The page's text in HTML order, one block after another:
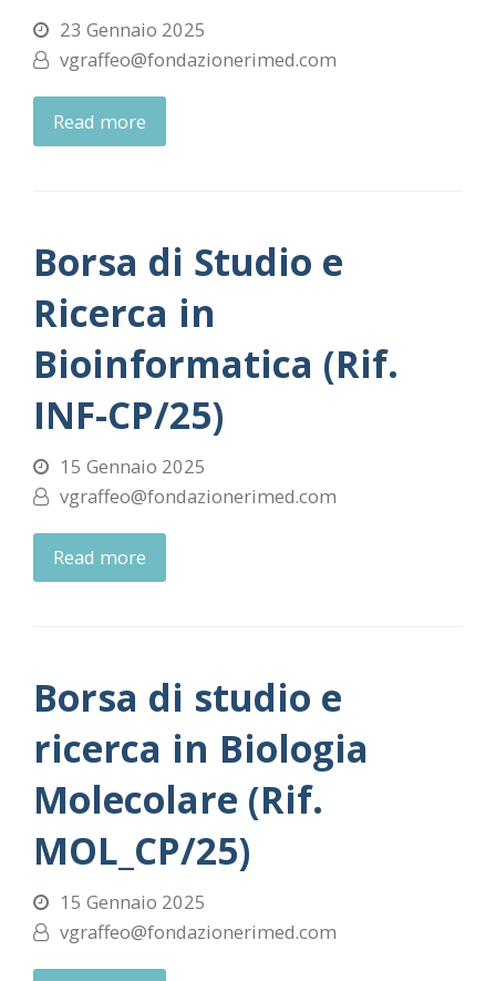
23 Gennaio 2025
vgraffeo@fondazionerimed.com
Read more
Borsa di Studio e
Ricerca in
Bioinformatica (Rif.
INF-CP/25)
15 Gennaio 2025
vgraffeo@fondazionerimed.com
Read more
Borsa di studio e
ricerca in Biologia
Molecolare (Rif.
MOL_CP/25)
15 Gennaio 2025
vgraffeo@fondazionerimed.com